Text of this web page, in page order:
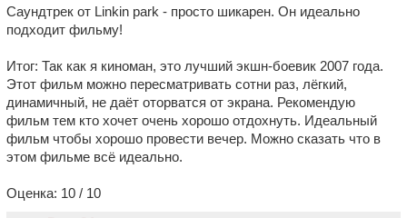
Саундтрек от Linkin park - просто шикарен. Он идеально
подходит фильму!
Итог: Так как я киноман, это лучший экшн-боевик 2007 года.
Этот фильм можно пересматривать сотни раз, лёгкий,
динамичный, не даёт оторватся от экрана. Рекомендую
фильм тем кто хочет очень хорошо отдохнуть. Идеальный
фильм чтобы хорошо провести вечер. Можно сказать что в
этом фильме всё идеально.
Оценка: 10 / 10